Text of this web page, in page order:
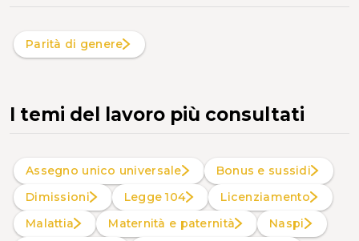
Parità di genere
I temi del lavoro più consultati
Assegno unico universale
Bonus e sussidi
Dimissioni
Legge 104
Licenziamento
Malattia
Maternità e paternità
Naspi